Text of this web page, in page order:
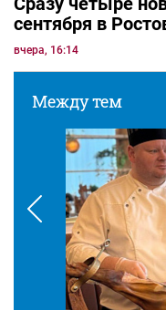
сентября в
вчера, 16:14
Между тем